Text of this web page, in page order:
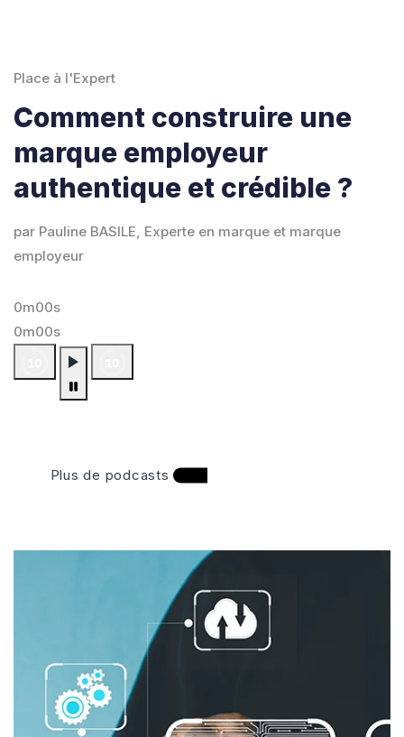
Place à l'Expert
Comment construire une
marque employeur
authentique et crédible ?
par Pauline BASILE, Experte en marque et marque
employeur
0m00s
0m00s
Plus de podcasts